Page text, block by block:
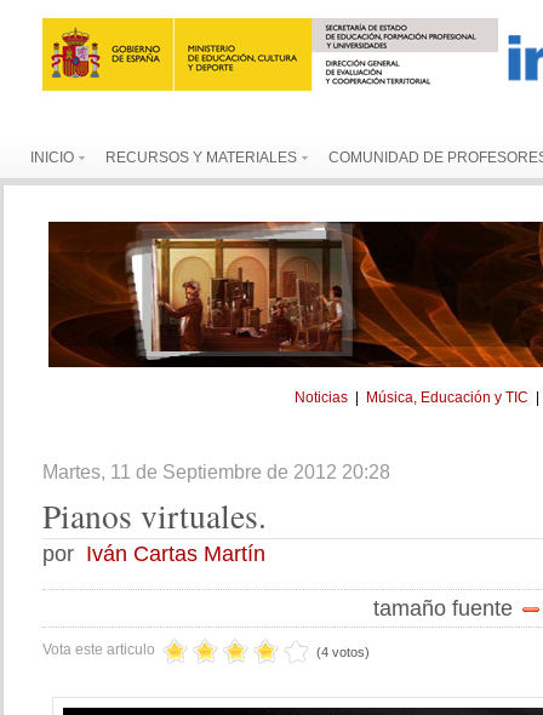
INICIO RECURSOS Y MATERIALES COMUNIDAD DE
Noticias Música, Educación y TIC
Martes, 11 de Septiembre de 2012 20:28
Pianos virtuales.
por Iván Cartas Martín
tamaño fuente
Vota este articulo (4 votos)